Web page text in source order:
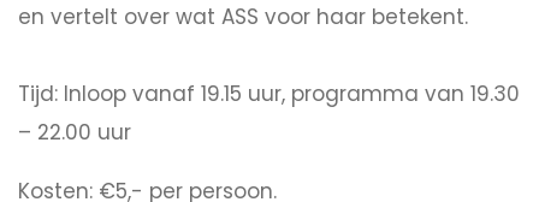
en vertelt over wat ASS voor haar betekent.
Tijd: Inloop vanaf 19.15 uur, programma van 19.30
– 22.00 uur
Kosten: €5,- per persoon.